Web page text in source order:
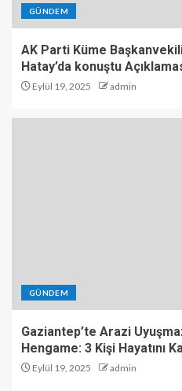
GÜNDEM
AK Parti Küme
Hatay’da konuştu
Eylül 19, 2025 admin
GÜNDEM
Gaziantep’te Arazi
Hengame: 3 Kişi Hayatını
Eylül 19, 2025 admin